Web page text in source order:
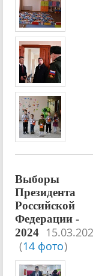
Выборы
Президента
Российской
Федерации -
2024
(14 фото)